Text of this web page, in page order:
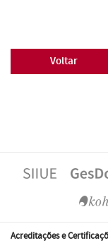
Voltar
Acreditações e